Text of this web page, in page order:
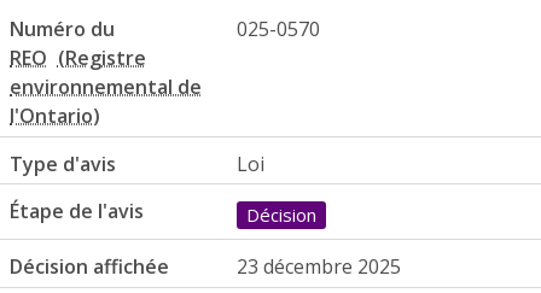
Numéro du
REO
025-0570
Type d'avis
Loi
Étape de l'avis
Décision
Décision affichée
23 décembre 2025